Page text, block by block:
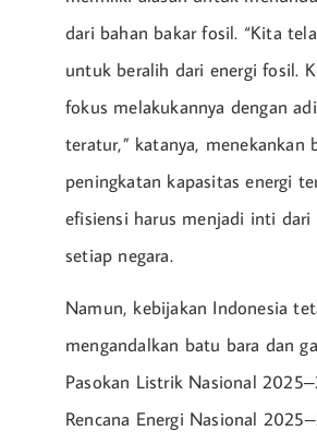
dari bahan bakar fosil. “Kita
untuk beralih dari energi fosil.
fokus melakukannya dengan
teratur,” katanya, menekankan
peningkatan kapasitas energi
efisiensi harus menjadi inti dari
setiap negara.
Namun, kebijakan Indonesia
mengandalkan batu bara dan
Pasokan Listrik Nasional
Rencana Energi Nasional